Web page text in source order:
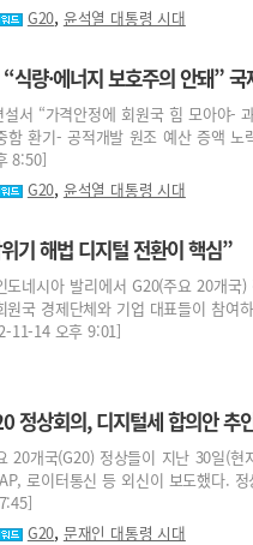
G20, 윤석열 대통령 시대
식량·에너지 보호주의 안돼” 국
서 “가격안정에 회원국 힘 모아야-
함 환기- 공적개발 원조 예산 증액
8:50]
G20, 윤석열 대통령 시대
기 해법 디지털 전환이 핵심”
네시아 발리에서 G20(주요 20개
국 경제단체와 기업 대표들이 참여
11-14 오후 9:01]
정상회의, 디지털세 합의안 추
20개국(G20) 정상들이 지난 30일(
로이터통신 등 외신이 보도했다.
G20, 문재인 대통령 시대